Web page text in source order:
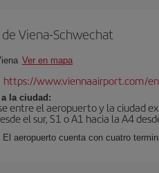
Viena-Schwechat
Ver en mapa
https://www.viennaairport.com/
la ciudad:
entre el aeropuerto y la ciudad
el sur, S1 o A1 hacia la A4
El aeropuerto cuenta con cuatro